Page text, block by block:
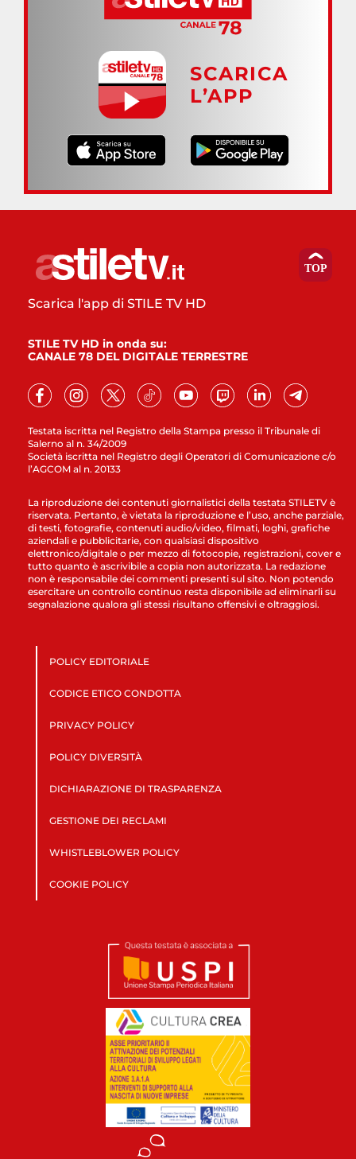
SCARICA
L’APP
Testata iscritta nel Registro della Stampa presso il Tribunale di
Salerno al n. 34/2009
Società iscritta nel Registro degli Operatori di Comunicazione c/o
l’AGCOM al n. 20133
Scarica l'app di STILE TV HD
STILE TV HD in onda su:
CANALE 78 DEL DIGITALE TERRESTRE
La riproduzione dei contenuti giornalistici della testata STILETV è
riservata. Pertanto, è vietata la riproduzione e l’uso, anche parziale,
di testi, fotografie, contenuti audio/video, filmati, loghi, grafiche
aziendali e pubblicitarie, con qualsiasi dispositivo
elettronico/digitale o per mezzo di fotocopie, registrazioni, cover e
tutto quanto è ascrivibile a copia non autorizzata. La redazione
non è responsabile dei commenti presenti sul sito. Non potendo
esercitare un controllo continuo resta disponibile ad eliminarli su
segnalazione qualora gli stessi risultano offensivi e oltraggiosi.
POLICY EDITORIALE
CODICE ETICO CONDOTTA
PRIVACY POLICY
POLICY DIVERSITÀ
DICHIARAZIONE DI TRASPARENZA
GESTIONE DEI RECLAMI
WHISTLEBLOWER POLICY
COOKIE POLICY